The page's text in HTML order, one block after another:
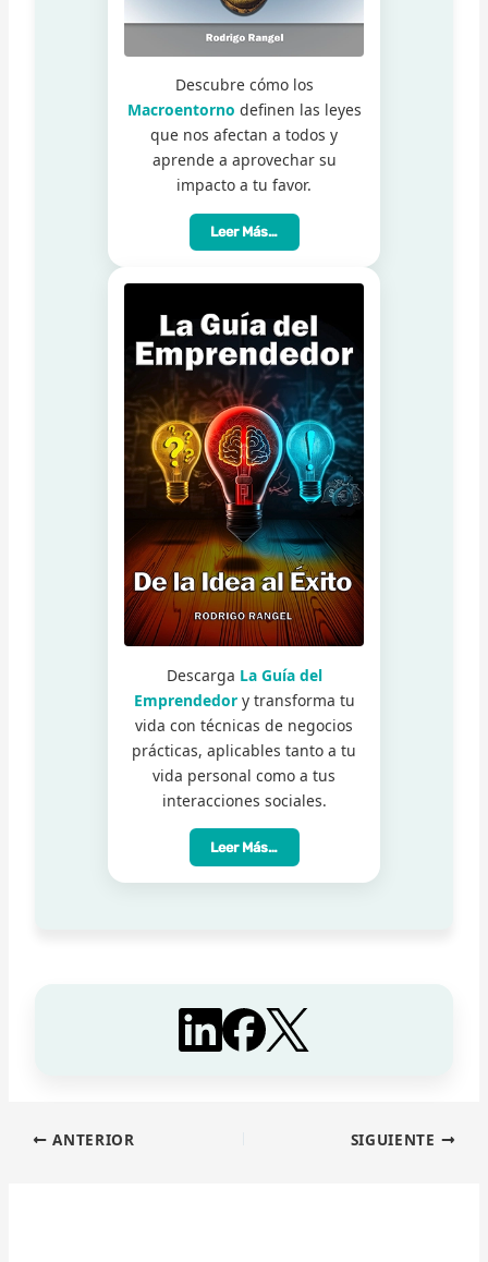
Descubre cómo los
Macroentorno definen las leyes
que nos afectan a todos y
aprende a aprovechar su
impacto a tu favor.
Leer Más…
Descarga La Guía del
Emprendedory transforma tu
vida con técnicas de negocios
prácticas, aplicables tanto a tu
vida personal como a tus
interacciones sociales.
Leer Más…
ANTERIOR SIGUIENTE